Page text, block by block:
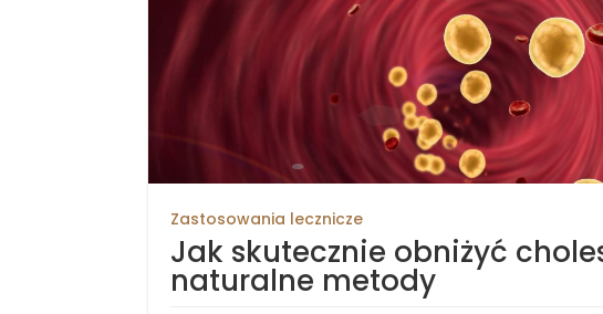
Zastosowania lecznicze
Jak skutecznie obniżyć
naturalne metody